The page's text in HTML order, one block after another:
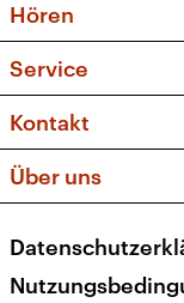
Musikliste
Kakadu –
Hören
Service
FAQ
Apps
Newsletter
Kontakt
Social
Über uns
Presse
Karriere